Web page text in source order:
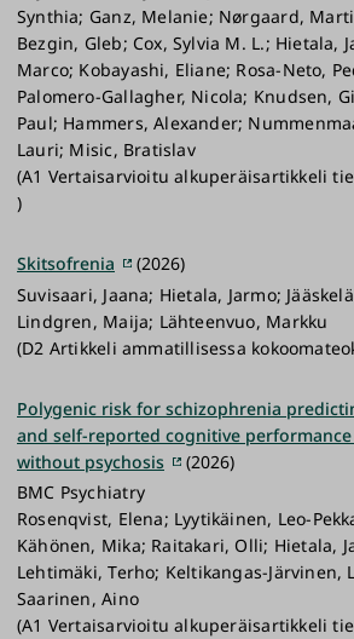
Synthia; Ganz, Melanie; Nørgaard,
Bezgin, Gleb; Cox, Sylvia M. L.; Hietala,
Marco; Kobayashi, Eliane; Rosa-Neto,
Palomero-Gallagher, Nicola; Knudsen,
Paul; Hammers, Alexander;
Lauri; Misic, Bratislav
(A1 Vertaisarvioitu alkuperäisartikkeli
)
Skitsofrenia
(2026)
Suvisaari, Jaana; Hietala, Jarmo;
Lindgren, Maija; Lähteenvuo, Markku
(D2 Artikkeli ammatillisessa
Polygenic risk for schizophrenia
and self-reported cognitive
without psychosis
(2026)
BMC Psychiatry
Rosenqvist, Elena; Lyytikäinen, Leo-
Kähönen, Mika; Raitakari, Olli; Hietala,
Lehtimäki, Terho; Keltikangas-Järvinen,
Saarinen, Aino
(A1 Vertaisarvioitu alkuperäisartikkeli